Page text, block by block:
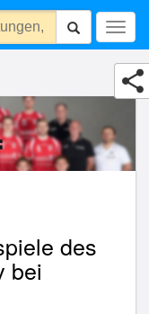
des
bei